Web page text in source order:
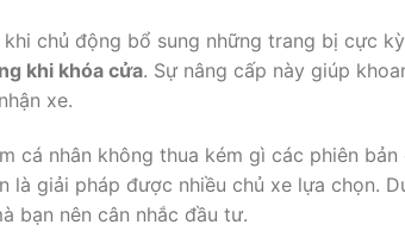
chủ động bổ sung những trang bị cực
khi khóa cửa. Sự nâng cấp này giúp
xe.
cá nhân không thua kém gì các phiên bản
là giải pháp được nhiều chủ xe lựa chọn.
bạn nên cân nhắc đầu tư.